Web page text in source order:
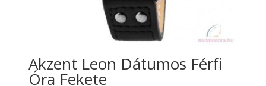
Akzent Leon Dátumos Férfi
Óra Fekete